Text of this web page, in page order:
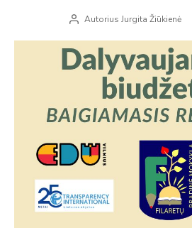
ĮrašoAutoriusJurgita Žiūkienė